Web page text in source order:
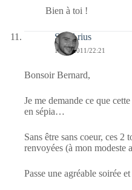
Bien à toi !
SD-Arius
16/02/2011/22:21
Bonsoir Bernard,
Je me demande ce que
en sépia…
Sans être sans coeur, ces 2
renvoyées (à mon modeste
Passe une agréable soirée